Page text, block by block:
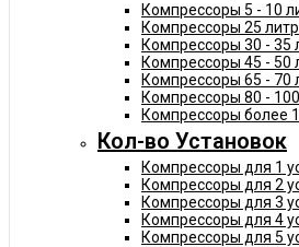
Компрессоры 5 - 10
Компрессоры 25
Компрессоры 30 - 35
Компрессоры 45 - 50
Компрессоры 65 - 70
Компрессоры 80 -
Компрессоры более
Кол-во Установок
Компрессоры для 1
Компрессоры для 2
Компрессоры для 3
Компрессоры для 4
Компрессоры для 5